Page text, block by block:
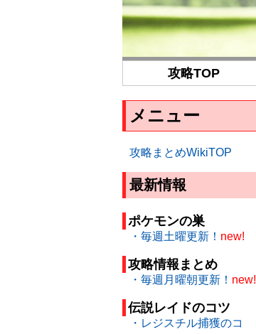
攻略TOP
メニュー
攻略まとめWikiTOP
最新情報
ポケモンの巣
・毎週土曜更新！ new!
攻略情報まとめ
・毎週月曜朝更新！ new!
伝説レイドのコツ
・レジスチル捕獲のコ